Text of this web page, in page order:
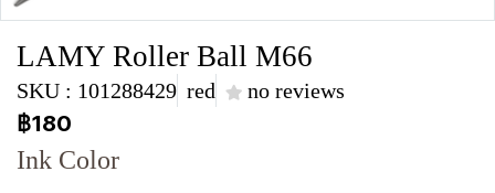
LAMY Roller Ball M66
SKU : 101288429 red no reviews
฿180
Ink Color